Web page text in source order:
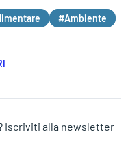
#Ambiente
Iscriviti alla newsletter